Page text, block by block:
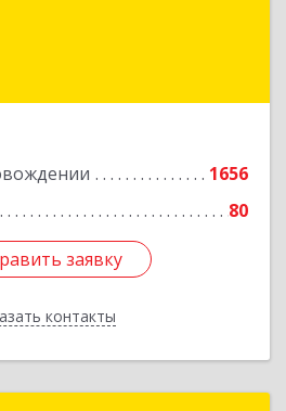
1656
80
заявку
контакты
край, Краснодар г,
заявку
Назад